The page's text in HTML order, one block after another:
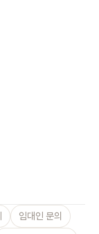
임대인 문의